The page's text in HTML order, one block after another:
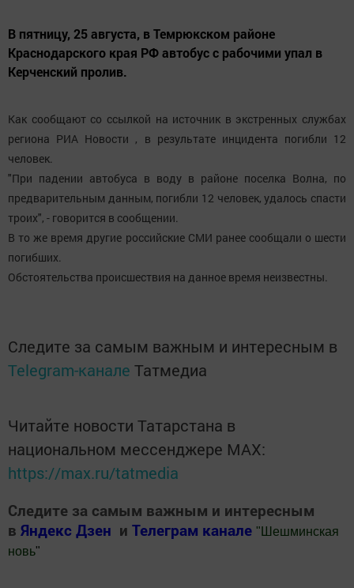
В пятницу, 25 августа, в Темрюкском районе
Краснодарского края РФ автобус с рабочими упал в
Керченский пролив.
Как сообщают со ссылкой на источник в экстренных службах
региона РИА Новости , в результате инцидента погибли 12
человек.
"При падении автобуса в воду в районе поселка Волна, по
предварительным данным, погибли 12 человек, удалось спасти
троих", - говорится в сообщении.
В то же время другие российские СМИ ранее сообщали о шести
погибших.
Обстоятельства происшествия на данное время неизвестны.
Следите за самым важным и интересным в
Telegram-канале Татмедиа
Читайте новости Татарстана в
национальном мессенджере MАХ:
https://max.ru/tatmedia
Следите за самым важным и интересным
в Яндекс Дзен и Телеграм канале " Шешминская
новь"